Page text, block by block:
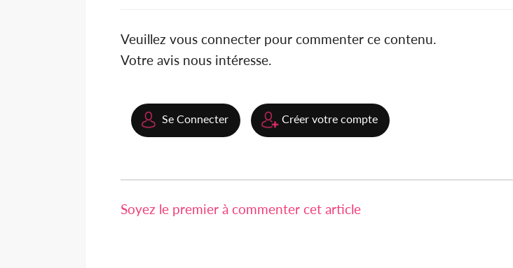
Veuillez vous connecter pour commenter ce contenu.
Votre avis nous intéresse.
Se Connecter Créer votre compte
Soyez le premier à commenter cet article